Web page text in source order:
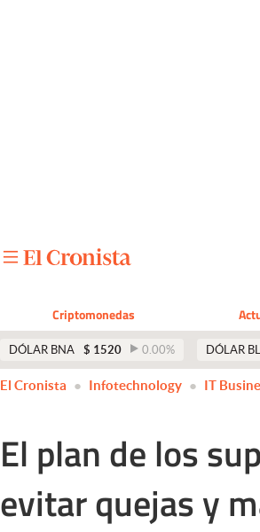
Apertura
Clase
Mundial 2026
Criptomonedas
DÓLAR BNA $ 1520 0.00% DÓLAR
El Cronista Infotechnology IT
El plan de los
evitar quejas y